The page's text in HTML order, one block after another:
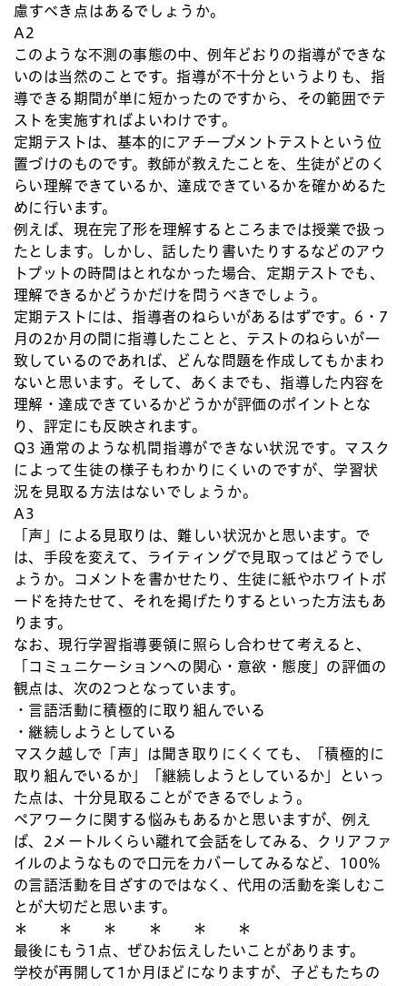
慮すべき点はあるでしょうか。
A2
このような不測の事態の中、例年どおりの指導ができな
いのは当然のことです。指導が不十分というよりも、指
導できる期間が単に短かったのですから、その範囲でテ
ストを実施すればよいわけです。
定期テストは、基本的にアチーブメントテストという位
置づけのものです。教師が教えたことを、生徒がどのく
らい理解できているか、達成できているかを確かめるた
めに行います。
例えば、現在完了形を理解するところまでは授業で扱っ
たとします。しかし、話したり書いたりするなどのアウ
トプットの時間はとれなかった場合、定期テストでも、
理解できるかどうかだけを問うべきでしょう。
定期テストには、指導者のねらいがあるはずです。6・7
月の2か月の間に指導したことと、テストのねらいが一
致しているのであれば、どんな問題を作成してもかまわ
ないと思います。そして、あくまでも、指導した内容を
理解・達成できているかどうかが評価のポイントとな
り、評定にも反映されます。
Q3 通常のような机間指導ができない状況です。マスク
によって生徒の様子もわかりにくいのですが、学習状
況を見取る方法はないでしょうか。
A3
「声」による見取りは、難しい状況かと思います。で
は、手段を変えて、ライティングで見取ってはどうでし
ょうか。コメントを書かせたり、生徒に紙やホワイトボ
ードを持たせて、それを掲げたりするといった方法もあ
ります。
なお、現行学習指導要領に照らし合わせて考えると、
「コミュニケーションへの関心・意欲・態度」の評価の
観点は、次の2つとなっています。
・言語活動に積極的に取り組んでいる
・継続しようとしている
マスク越しで「声」は聞き取りにくくても、「積極的に
取り組んでいるか」「継続しようとしているか」といっ
た点は、十分見取ることができるでしょう。
ペアワークに関する悩みもあるかと思いますが、例え
ば、2メートルくらい離れて会話をしてみる、クリアファ
イルのようなもので口元をカバーしてみるなど、100%
の言語活動を目ざすのではなく、代用の活動を楽しむこ
とが大切だと思います。
＊ ＊ ＊ ＊ ＊ ＊
最後にもう1点、ぜひお伝えしたいことがあります。
学校が再開して1か月ほどになりますが、子どもたちの